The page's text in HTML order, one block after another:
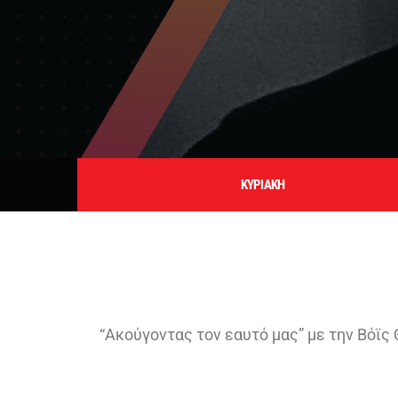
ΚΥΡΙΑΚΗ
“Ακούγοντας τον εαυτό μας” με την